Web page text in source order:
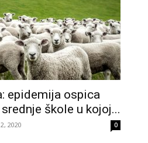
epidemija ospica
škole u kojoj...
2020 0